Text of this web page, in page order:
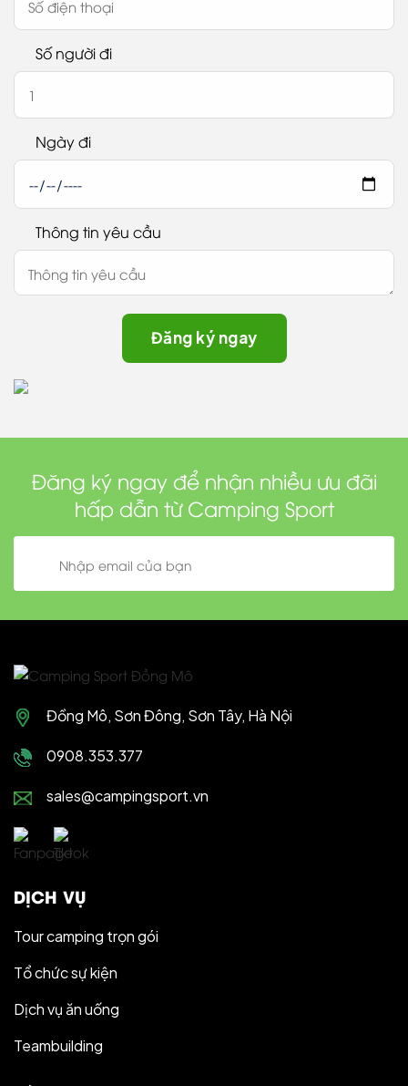
Số người đi
Ngày đi
Thông tin yêu cầu
Đăng ký ngay để nhận nhiều ưu đãi
hấp dẫn từ Camping Sport
Đồng Mô, Sơn Đông, Sơn Tây, Hà Nội
0908.353.377
sales@campingsport.vn
DỊCH VỤ
Tour camping trọn gói
Tổ chức sự kiện
Dịch vụ ăn uống
Teambuilding